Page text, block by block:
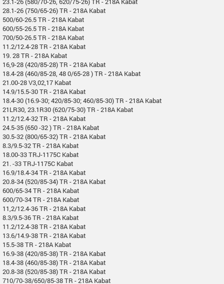
28.1-26 (750/65-26) TR - 218A Kabat
500/60-26.5 TR - 218A Kabat
600/55-26.5 TR - 218A Kabat
700/50-26.5 TR - 218A Kabat
11.2/12.4-28 TR - 218A Kabat
19. 28 TR - 218A Kabat
16,9-28 (420/85-28) TR - 218A Kabat
18.4-28 (460/85-28, 48 0/65-28 ) TR - 218A Kabat
21.00-28 V3,02,17 Kabat
14.9/15.5-30 TR - 218A Kabat
18.4-30 (16.9-30; 420/85-30; 460/85-30) TR - 218A Kabat
21LR30, 23.1R30 (620/75-30) TR - 218A Kabat
11.2/12.4-32 TR - 218A Kabat
24.5-35 (650 -32 ) TR - 218A Kabat
30.5-32 (800/65-32) TR - 218A Kabat
8.3/9.5-32 TR - 218A Kabat
18.00-33 TRJ-1175C Kabat
21. -33 TRJ-1175C Kabat
16.9/18.4-34 TR - 218A Kabat
20.8-34 (520/85-34) TR - 218A Kabat
600/65-34 TR - 218A Kabat
600/70-34 TR - 218A Kabat
11,2/12.4-36 TR - 218A Kabat
8.3/9.5-36 TR - 218A Kabat
11.2/12.4-38 TR - 218A Kabat
13.6/14.9-38 TR - 218A Kabat
15.5-38 TR - 218A Kabat
16.9-38 (420/85-38) TR - 218A Kabat
18.4-38 (460/85-38) TR - 218A Kabat
20.8-38 (520/85-38) TR - 218A Kabat
710/70-38/650/85-38 TR - 218A Kabat